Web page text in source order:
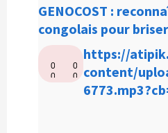
GENOCOST :
congolais pour
0
0
0
0
https://
content/